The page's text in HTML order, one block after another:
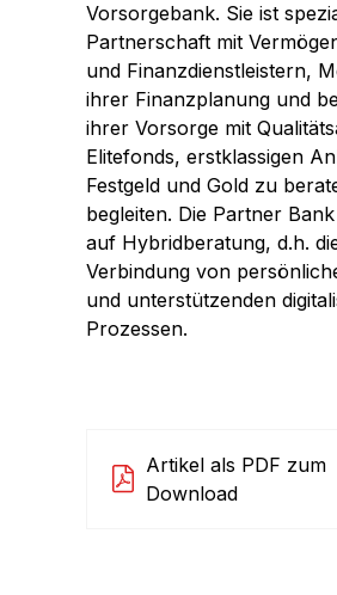
Vorsorgebank. Sie ist
Partnerschaft mit
und Finanzdienstleistern,
ihrer Finanzplanung und
ihrer Vorsorge mit
Elitefonds, erstklassigen
Festgeld und Gold zu
begleiten. Die Partner
auf Hybridberatung, d.h.
Verbindung von
und unterstützenden
Prozessen.
Artikel als PDF zum
Download